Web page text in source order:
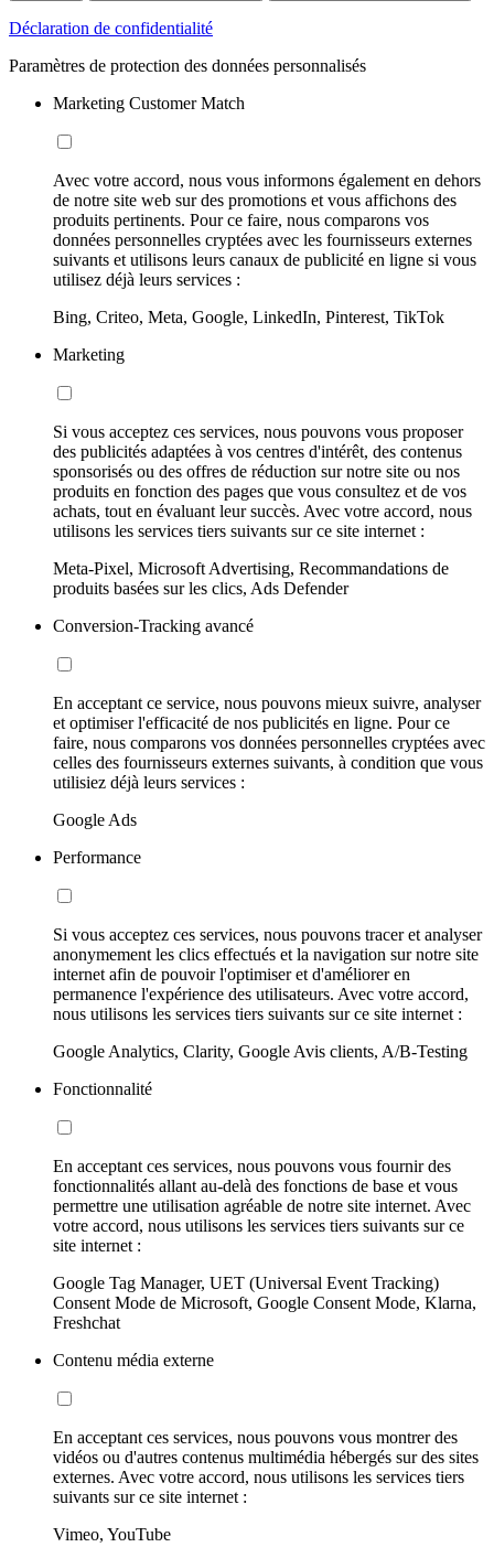
Déclaration de confidentialité
Paramètres de protection des données personnalisés
Marketing Customer Match
Avec votre accord, nous vous informons également en dehors
de notre site web sur des promotions et vous affichons des
produits pertinents. Pour ce faire, nous comparons vos
données personnelles cryptées avec les fournisseurs externes
suivants et utilisons leurs canaux de publicité en ligne si vous
utilisez déjà leurs services :
Bing, Criteo, Meta, Google, LinkedIn, Pinterest, TikTok
Marketing
Si vous acceptez ces services, nous pouvons vous proposer
des publicités adaptées à vos centres d'intérêt, des contenus
sponsorisés ou des offres de réduction sur notre site ou nos
produits en fonction des pages que vous consultez et de vos
achats, tout en évaluant leur succès. Avec votre accord, nous
utilisons les services tiers suivants sur ce site internet :
Meta-Pixel, Microsoft Advertising, Recommandations de
produits basées sur les clics, Ads Defender
Conversion-Tracking avancé
En acceptant ce service, nous pouvons mieux suivre, analyser
et optimiser l'efficacité de nos publicités en ligne. Pour ce
faire, nous comparons vos données personnelles cryptées avec
celles des fournisseurs externes suivants, à condition que vous
utilisiez déjà leurs services :
Google Ads
Performance
Si vous acceptez ces services, nous pouvons tracer et analyser
anonymement les clics effectués et la navigation sur notre site
internet afin de pouvoir l'optimiser et d'améliorer en
permanence l'expérience des utilisateurs. Avec votre accord,
nous utilisons les services tiers suivants sur ce site internet :
Google Analytics, Clarity, Google Avis clients, A/B-Testing
Fonctionnalité
En acceptant ces services, nous pouvons vous fournir des
fonctionnalités allant au-delà des fonctions de base et vous
permettre une utilisation agréable de notre site internet. Avec
votre accord, nous utilisons les services tiers suivants sur ce
site internet :
Google Tag Manager, UET (Universal Event Tracking)
Consent Mode de Microsoft, Google Consent Mode, Klarna,
Freshchat
Contenu média externe
En acceptant ces services, nous pouvons vous montrer des
vidéos ou d'autres contenus multimédia hébergés sur des sites
externes. Avec votre accord, nous utilisons les services tiers
suivants sur ce site internet :
Vimeo, YouTube